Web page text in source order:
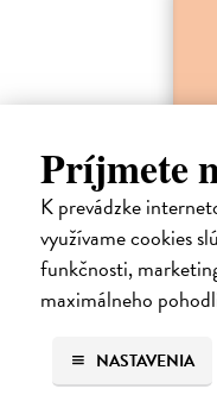
Príjmete
K prevádzke
využívame cookies
funkčnosti,
maximálneho
NASTAVENIA
Dominik
kazateľská
Škovierová Angela| Kniha
Ide o titul, ktorým naše
františkánskeho
Mokoš patril medzi